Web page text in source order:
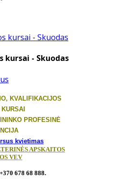
kursai - Skuodas
KVALIFIKACIJOS
PROFESINĖ
+370 678 68 888.